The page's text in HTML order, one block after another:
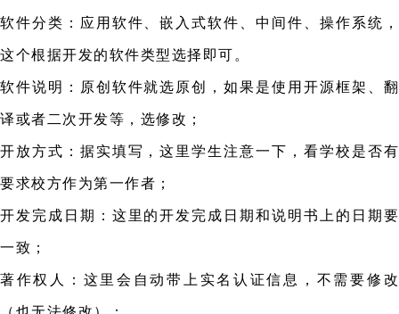
软件分类：应用软件、嵌入式软件、中间件、操作系统，
这个根据开发的软件类型选择即可。
软件说明：原创软件就选原创，如果是使用开源框架、翻
译或者二次开发等，选修改；
开放方式：据实填写，这里学生注意一下，看学校是否有
要求校方作为第一作者；
开发完成日期：这里的开发完成日期和说明书上的日期要
一致；
著作权人：这里会自动带上实名认证信息，不需要修改